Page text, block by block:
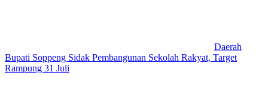
Daerah
Bupati Soppeng Sidak Pembangunan Sekolah Rakyat, Target
Rampung 31 Juli